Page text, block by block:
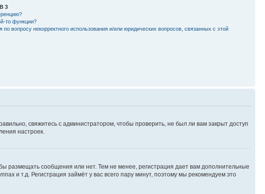
3
то функции?
вопросу некорректного использования и/или юридических вопросов, связанных с этой
свяжитесь с администратором, чтобы проверить, не был ли вам закрыт доступ
настроек.
размещать сообщения или нет. Тем не менее, регистрация дает вам дополнительные
и т.д. Регистрация займёт у вас всего пару минут, поэтому мы рекомендуем это